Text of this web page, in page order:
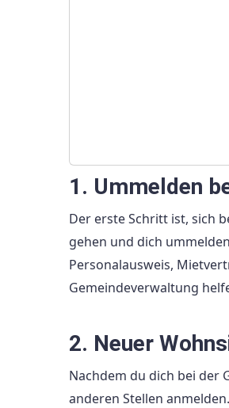
1. Ummelden
Der erste Schritt ist, sich
gehen und dich
Personalausweis,
Gemeindeverwaltung
2. Neuer
Nachdem du dich bei der
anderen Stellen